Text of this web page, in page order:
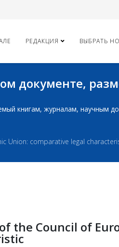
РЕДАКЦИЯ ВЫБРАТЬ
документе,
книгам, журналам, научным
Union: comparative legal
the Council of